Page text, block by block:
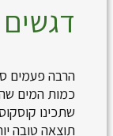
הרבה פעמים
כמות המים
שתכינו
תוצאה טובה